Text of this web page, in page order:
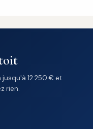
12 250 € et
rien.